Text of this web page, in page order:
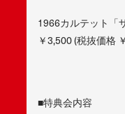
1966カルテット「
￥3,500 (税抜価格
■特典会内容